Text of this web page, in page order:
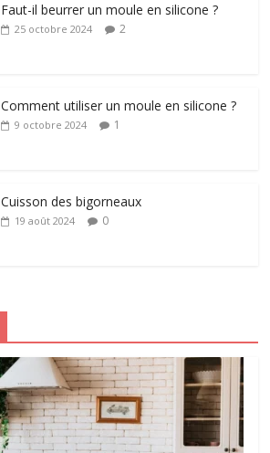
Faut-il beurrer un moule en silicone ?
25 octobre 2024 2
Comment utiliser un moule en silicone ?
9 octobre 2024 1
Cuisson des bigorneaux
19 août 2024 0